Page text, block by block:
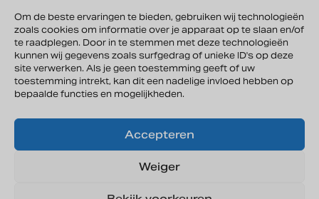
Om de beste ervaringen te bieden, gebruiken wij technologieën
zoals cookies om informatie over je apparaat op te slaan en/of
te raadplegen. Door in te stemmen met deze technologieën
kunnen wij gegevens zoals surfgedrag of unieke ID's op deze
site verwerken. Als je geen toestemming geeft of uw
toestemming intrekt, kan dit een nadelige invloed hebben op
bepaalde functies en mogelijkheden.
Accepteren
Weiger
7468 DC Enter
Directions
KVK: 08135644